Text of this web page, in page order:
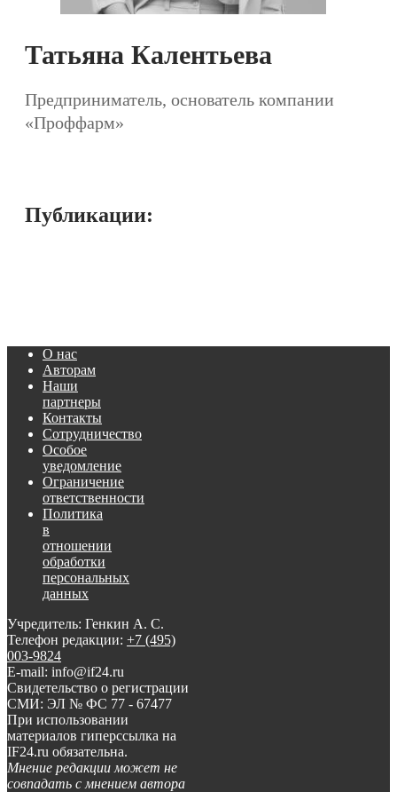
Татьяна Калентьева
Предприниматель, основатель компании
«Проффарм»
Публикации:
О нас
Авторам
Наши
партнеры
Контакты
Сотрудничество
Особое
уведомление
Ограничение
ответственности
Политика
в
отношении
обработки
персональных
данных
Учредитель: Генкин А. С.
Телефон редакции: +7 (495)
003-9824
E-mail: info@if24.ru
Свидетельство о регистрации
СМИ: ЭЛ № ФС 77 - 67477
При использовании
материалов гиперссылка на
IF24.ru обязательна.
Мнение редакции может не
совпадать с мнением автора